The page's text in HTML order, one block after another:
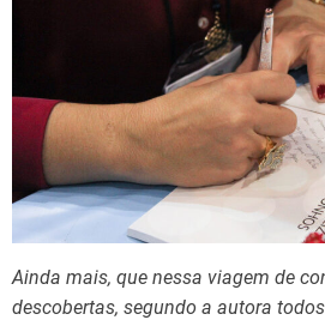
Ainda mais, que nessa viagem de
descobertas, segundo a autora